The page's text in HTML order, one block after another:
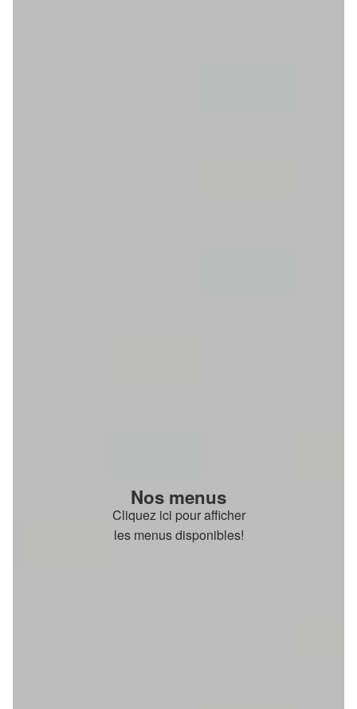
Nos menus
Cliquez ici pour afficher
les menus disponibles!